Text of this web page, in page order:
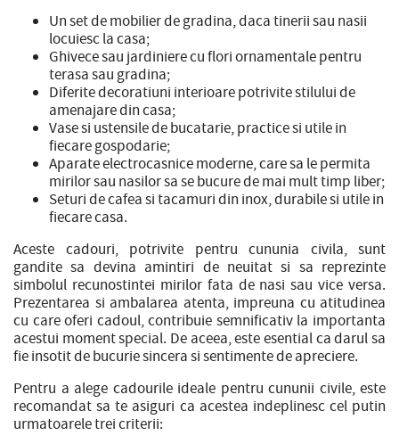
Un set de mobilier de gradina, daca tinerii sau nasii
locuiesc la casa;
Ghivece sau jardiniere cu flori ornamentale pentru
terasa sau gradina;
Diferite decoratiuni interioare potrivite stilului de
amenajare din casa;
Vase si ustensile de bucatarie, practice si utile in
fiecare gospodarie;
Aparate electrocasnice moderne, care sa le permita
mirilor sau nasilor sa se bucure de mai mult timp liber;
Seturi de cafea si tacamuri din inox, durabile si utile in
fiecare casa.
Aceste cadouri, potrivite pentru cununia civila, sunt
gandite sa devina amintiri de neuitat si sa reprezinte
simbolul recunostintei mirilor fata de nasi sau vice versa.
Prezentarea si ambalarea atenta, impreuna cu atitudinea
cu care oferi cadoul, contribuie semnificativ la importanta
acestui moment special. De aceea, este esential ca darul sa
fie insotit de bucurie sincera si sentimente de apreciere.
Pentru a alege cadourile ideale pentru cununii civile, este
recomandat sa te asiguri ca acestea indeplinesc cel putin
urmatoarele trei criterii: